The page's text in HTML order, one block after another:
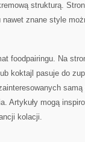
strukturą.
znane style
foodpairingu. Na
koktajl pasuje do
Artykuły mogą
kolacji.